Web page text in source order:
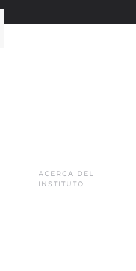
ACERCA DEL
INSTITUTO